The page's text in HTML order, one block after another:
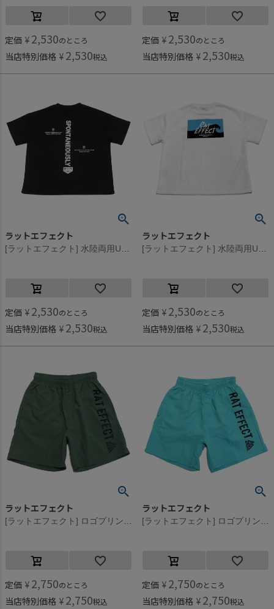
定価 ¥ 2,530のところ
当店特別価格 ¥ 2,530税込
定価 ¥ 2,530のところ
当店特別価格 ¥ 2,530税込
ラットエフェクト
定価 ¥ 2,530のところ
当店特別価格 ¥ 2,530税込
ラットエフェクト
定価 ¥ 2,530のところ
当店特別価格 ¥ 2,530税込
ラットエフェクト
定価 ¥ 2,750のところ
当店特別価格 ¥ 2,750税込
ラットエフェクト
定価 ¥ 2,750のところ
当店特別価格 ¥ 2,750税込